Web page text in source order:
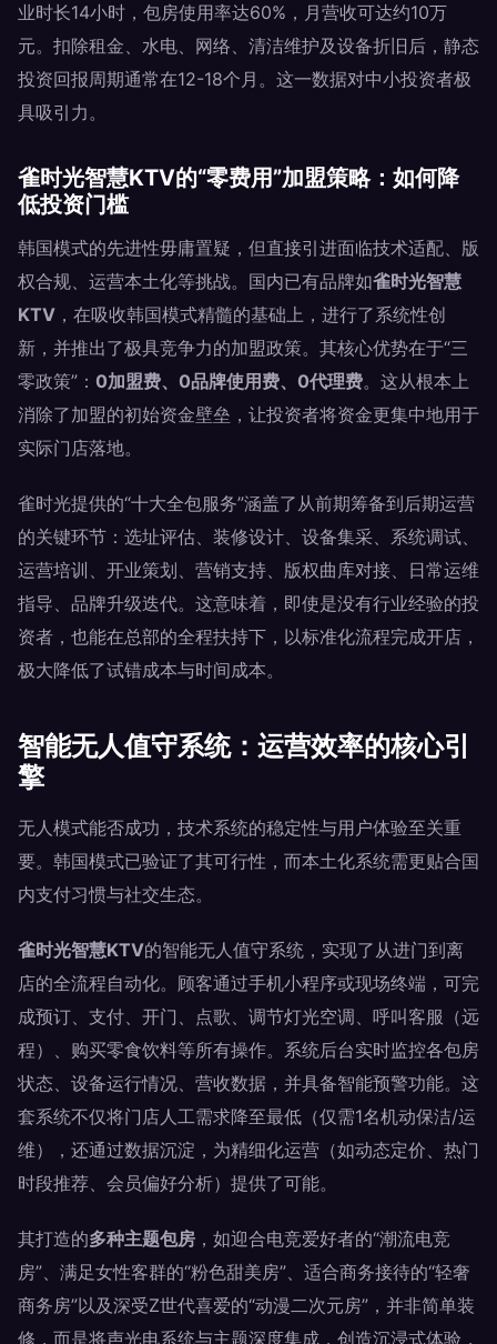
业时长14小时，包房使用率达60%，月营收可达约10万
元。扣除租金、水电、网络、清洁维护及设备折旧后，静态
投资回报周期通常在12-18个月。这一数据对中小投资者极
具吸引力。
雀时光智慧KTV的“零费用”加盟策略：如何降
低投资门槛
韩国模式的先进性毋庸置疑，但直接引进面临技术适配、版
权合规、运营本土化等挑战。国内已有品牌如雀时光智慧
KTV ，在吸收韩国模式精髓的基础上，进行了系统性创
新，并推出了极具竞争力的加盟政策。其核心优势在于“三
零政策”： 0加盟费、0品牌使用费、0代理费。这从根本上
消除了加盟的初始资金壁垒，让投资者将资金更集中地用于
实际门店落地。
雀时光提供的“十大全包服务”涵盖了从前期筹备到后期运营
的关键环节：选址评估、装修设计、设备集采、系统调试、
运营培训、开业策划、营销支持、版权曲库对接、日常运维
指导、品牌升级迭代。这意味着，即使是没有行业经验的投
资者，也能在总部的全程扶持下，以标准化流程完成开店，
极大降低了试错成本与时间成本。
智能无人值守系统：运营效率的核心引
擎
无人模式能否成功，技术系统的稳定性与用户体验至关重
要。韩国模式已验证了其可行性，而本土化系统需更贴合国
内支付习惯与社交生态。
雀时光智慧KTV的智能无人值守系统，实现了从进门到离
店的全流程自动化。顾客通过手机小程序或现场终端，可完
成预订、支付、开门、点歌、调节灯光空调、呼叫客服（远
程）、购买零食饮料等所有操作。系统后台实时监控各包房
状态、设备运行情况、营收数据，并具备智能预警功能。这
套系统不仅将门店人工需求降至最低（仅需1名机动保洁/运
维），还通过数据沉淀，为精细化运营（如动态定价、热门
时段推荐、会员偏好分析）提供了可能。
其打造的多种主题包房 ，如迎合电竞爱好者的“潮流电竞
房”、满足女性客群的“粉色甜美房”、适合商务接待的“轻奢
商务房”以及深受Z世代喜爱的“动漫二次元房”，并非简单装
修，而是将声光电系统与主题深度集成，创造沉浸式体验，